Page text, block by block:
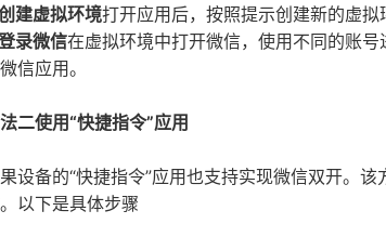
建虚拟环境打开应用后，按照提示创建新的虚拟
录微信在虚拟环境中打开微信，使用不同的账
信应用。
二使用“快捷指令”应用
设备的“快捷指令”应用也支持实现微信双开。
以下是具体步骤